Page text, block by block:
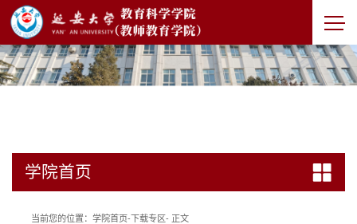
学院首页
当前您的位置： 学院首页-下载专区- 正文